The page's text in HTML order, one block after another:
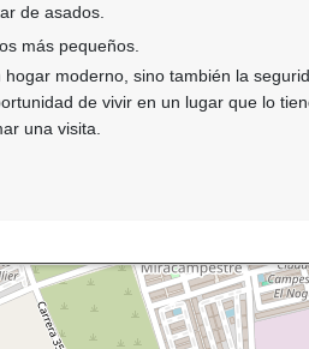
de asados.
más pequeños.
moderno, sino también la
de vivir en un lugar que lo
una visita.